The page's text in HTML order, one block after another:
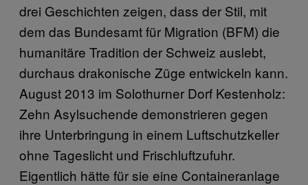
drei Geschichten zeigen, dass der Stil, mit
dem das Bundesamt für Migration (BFM) die
humanitäre Tradition der Schweiz auslebt,
durchaus drakonische Züge entwickeln kann.
August 2013 im Solothurner Dorf Kestenholz:
Zehn Asylsuchende demonstrieren gegen
ihre Unterbringung in einem Luftschutzkeller
ohne Tageslicht und Frischluftzufuhr.
Eigentlich hätte für sie eine Containeranlage